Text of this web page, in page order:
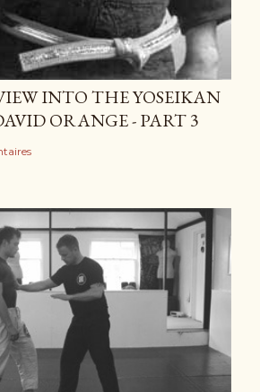
INTO THE YOSEIKAN
ORANGE - PART 3